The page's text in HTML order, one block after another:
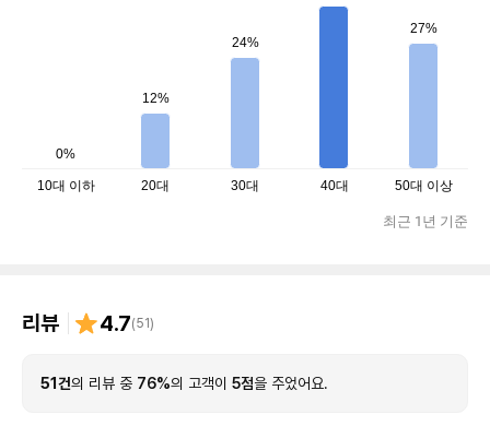
0%
12%
24%
27%
10대 이하 20대 30대 40대 50대 이상
최근 1년 기준
리뷰 4.7(51)
51건의 리뷰 중 76%의 고객이 5점을 주었어요.